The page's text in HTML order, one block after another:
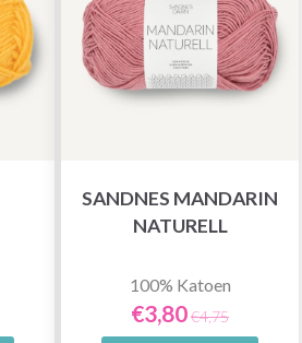
SANDNES MANDARIN
NATURELL
100% Katoen
€3,80€4,75